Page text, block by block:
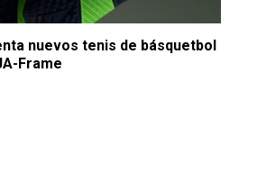
nuevos tenis de básquetbol
Frame